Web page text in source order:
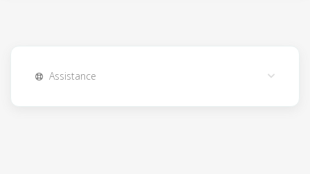
Assistance